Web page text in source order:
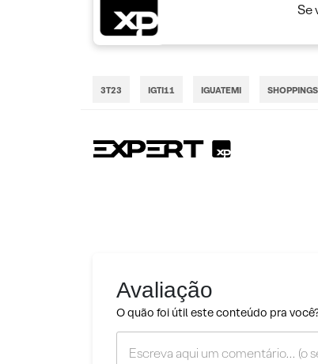
Se
3T23 IGTI11 IGUATEMI SHOPPINGS
Avaliação
O quão foi útil este conteúdo pra